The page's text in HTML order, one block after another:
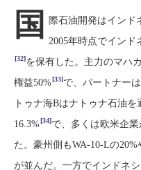
国 際石油開発はインド
2005年時点でインド
[32]を保有した。主力のマハ
権益50%[33]で、パートナー
トゥナ海Bはナトゥナ石油
16.3%[34]で、多くは欧米企
た。豪州側もWA-10-Lの20%
が並んだ。一方でインドネ